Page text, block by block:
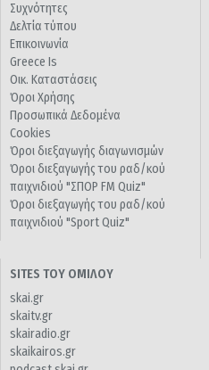
Συχνότητες
Δελτία τύπου
Επικοινωνία
Greece Is
Οικ. Καταστάσεις
Όροι Χρήσης
Προσωπικά Δεδομένα
Cookies
Όροι διεξαγωγής διαγωνισμών
Όροι διεξαγωγής του ραδ/κού
παιχνιδιού "ΣΠΟΡ FM Quiz"
Όροι διεξαγωγής του ραδ/κού
παιχνιδιού "Sport Quiz"
SITES ΤΟΥ ΟΜΙΛΟΥ
skai.gr
skaitv.gr
skairadio.gr
skaikairos.gr